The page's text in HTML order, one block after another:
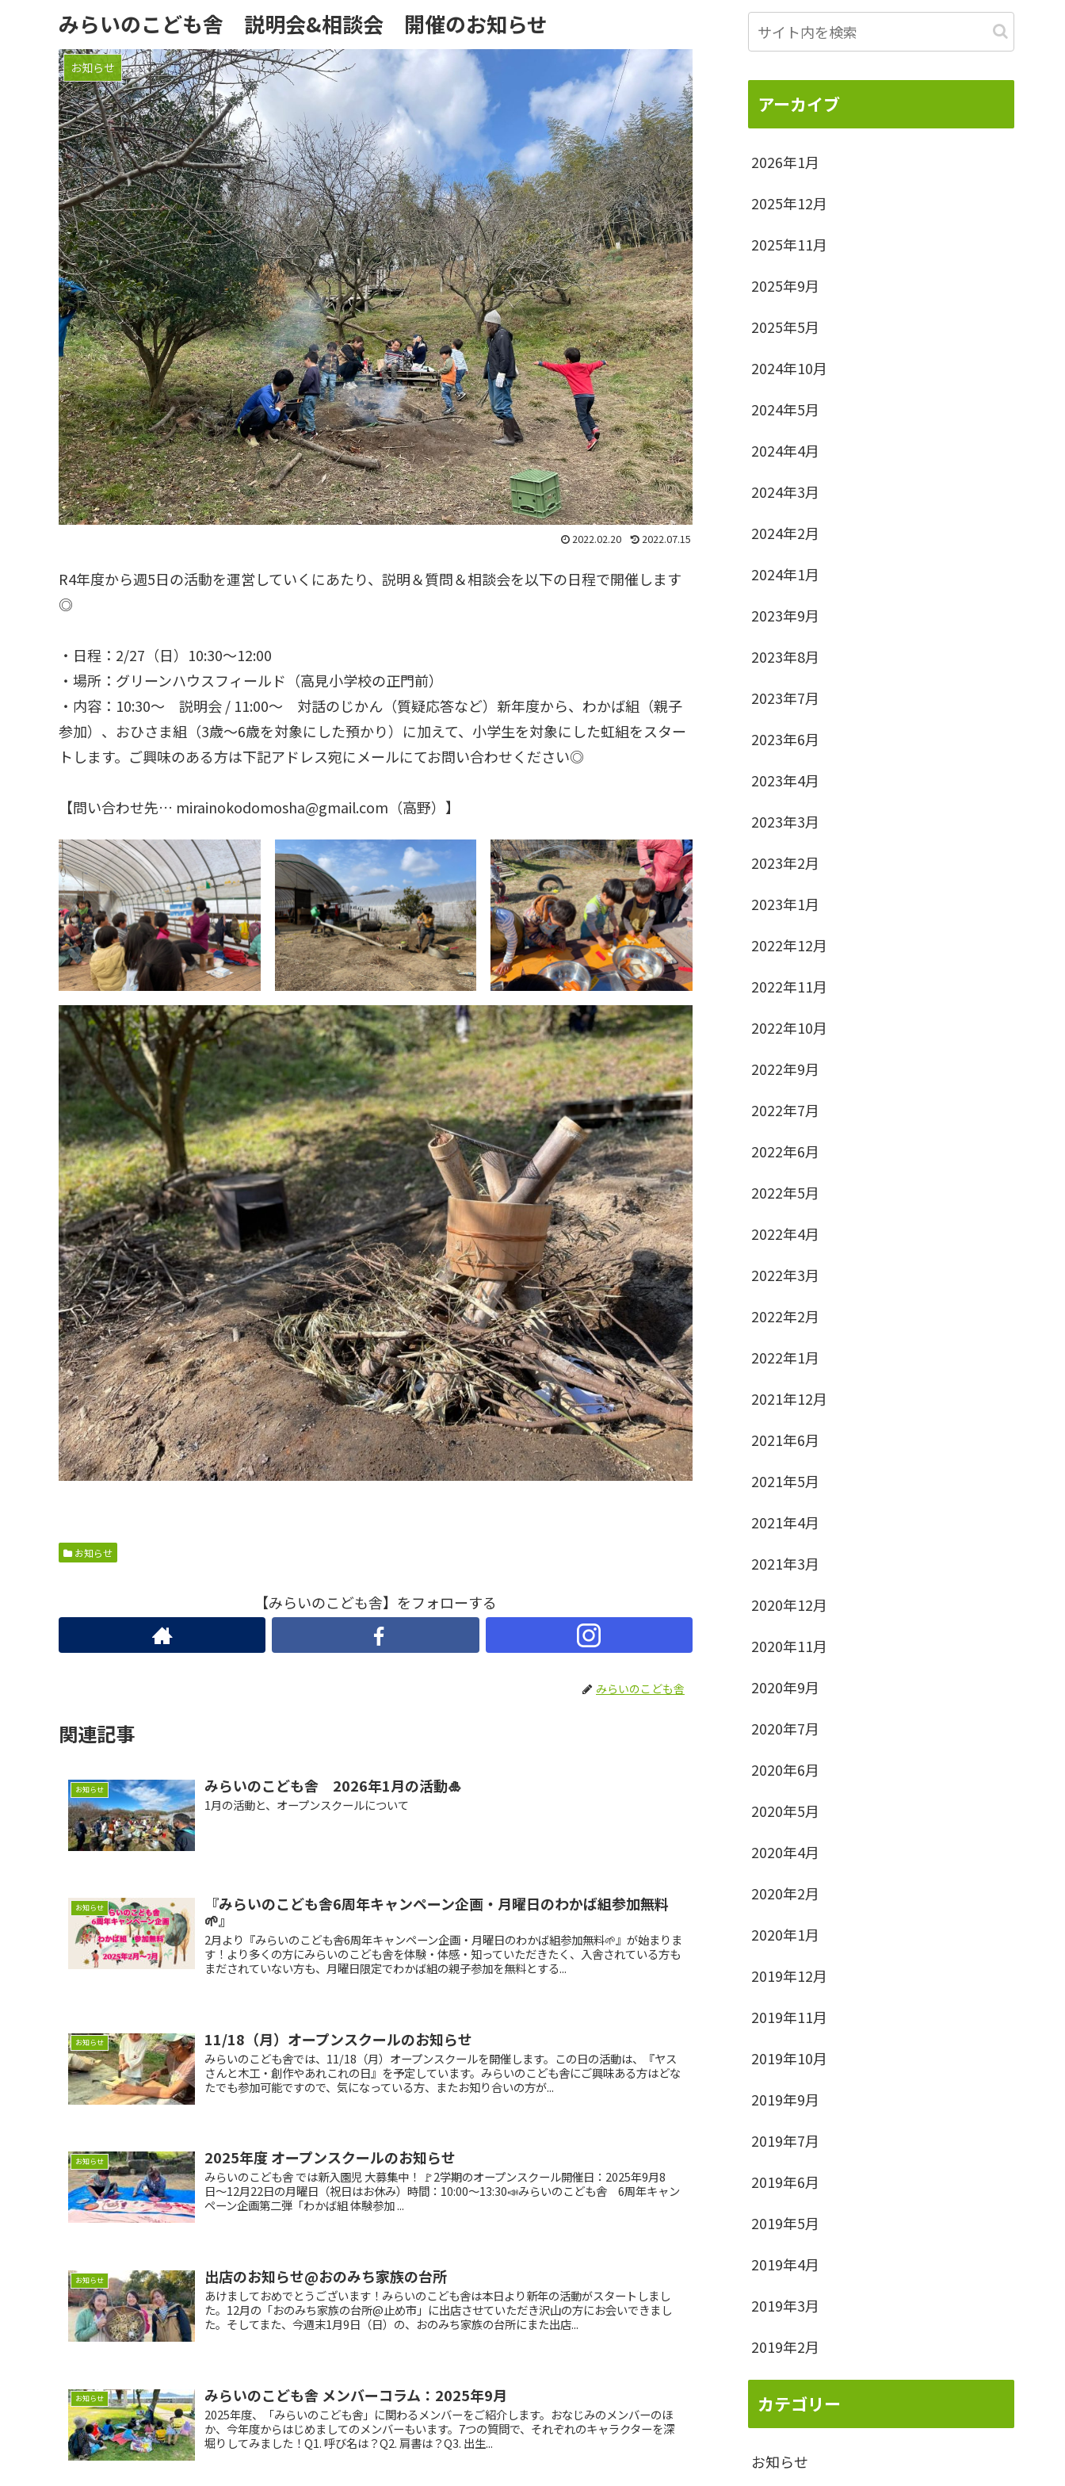
みらいのこども舎 説明会&相談会 開催のお知らせ
お知らせ
2022.07.15
2022.02.20
R4年度から週5日の活動を運営していくにあたり、説明＆質問＆相談会を以下の日程で開催します
◎
・日程：2/27（日）10:30〜12:00
・場所：グリーンハウスフィールド（高見小学校の正門前）
・内容：10:30〜 説明会 / 11:00〜 対話のじかん（質疑応答など）新年度から、わかば組（親子
参加）、おひさま組（3歳〜6歳を対象にした預かり）に加えて、小学生を対象にした虹組をスター
トします。ご興味のある方は下記アドレス宛にメールにてお問い合わせください◎
【問い合わせ先… mirainokodomosha@gmail.com（高野）】
お知らせ
【みらいのこども舎】をフォローする
みらいのこども舎
関連記事
お知らせ みらいのこども舎 2026年1月の活動🎍
1月の活動と、オープンスクールについて
お知らせ
『みらいのこども舎6周年キャンペーン企画・月曜日のわかば組参加無料
🌱』
2月より『みらいのこども舎6周年キャンペーン企画・月曜日のわかば組参加無料🌱』が始まりま
す！より多くの方にみらいのこども舎を体験・体感・知っていただきたく、入舎されている方も
まだされていない方も、月曜日限定でわかば組の親子参加を無料とする...
お知らせ 11/18（月）オープンスクールのお知らせ
みらいのこども舎では、11/18（月）オープンスクールを開催します。この日の活動は、『ヤス
さんと木工・創作やあれこれの日』を予定しています。みらいのこども舎にご興味ある方はどな
たでも参加可能ですので、気になっている方、またお知り合いの方が...
お知らせ 2025年度 オープンスクールのお知らせ
みらいのこども舎 では新入園児 大募集中！ 🚩2学期のオープンスクール開催日：2025年9月8
日〜12月22日の月曜日（祝日はお休み）時間：10:00〜13:30📣みらいのこども舎 6周年キャン
ペーン企画第二弾「わかば組 体験参加 ...
お知らせ 出店のお知らせ@おのみち家族の台所
あけましておめでとうございます！みらいのこども舎は本日より新年の活動がスタートしまし
た。12月の「おのみち家族の台所@止め市」に出店させていただき沢山の方にお会いできまし
た。そしてまた、今週末1月9日（日）の、おのみち家族の台所にまた出店...
お知らせ みらいのこども舎 メンバーコラム：2025年9月
2025年度、「みらいのこども舎」に関わるメンバーをご紹介します。おなじみのメンバーのほ
か、今年度からはじめましてのメンバーもいます。7つの質問で、それぞれのキャラクターを深
堀りしてみました！Q1. 呼び名は？Q2. 肩書は？Q3. 出生...
アーカイブ
2026年1月
2025年12月
2025年11月
2025年9月
2025年5月
2024年10月
2024年5月
2024年4月
2024年3月
2024年2月
2024年1月
2023年9月
2023年8月
2023年7月
2023年6月
2023年4月
2023年3月
2023年2月
2023年1月
2022年12月
2022年11月
2022年10月
2022年9月
2022年7月
2022年6月
2022年5月
2022年4月
2022年3月
2022年2月
2022年1月
2021年12月
2021年6月
2021年5月
2021年4月
2021年3月
2020年12月
2020年11月
2020年9月
2020年7月
2020年6月
2020年5月
2020年4月
2020年2月
2020年1月
2019年12月
2019年11月
2019年10月
2019年9月
2019年7月
2019年6月
2019年5月
2019年4月
2019年3月
2019年2月
カテゴリー
お知らせ